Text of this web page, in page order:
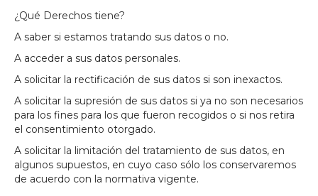
¿Qué Derechos tiene?
A saber si estamos tratando sus datos o no.
A acceder a sus datos personales.
A solicitar la rectificación de sus datos si son inexactos.
A solicitar la supresión de sus datos si ya no son necesarios
para los fines para los que fueron recogidos o si nos retira
el consentimiento otorgado.
A solicitar la limitación del tratamiento de sus datos, en
algunos supuestos, en cuyo caso sólo los conservaremos
de acuerdo con la normativa vigente.